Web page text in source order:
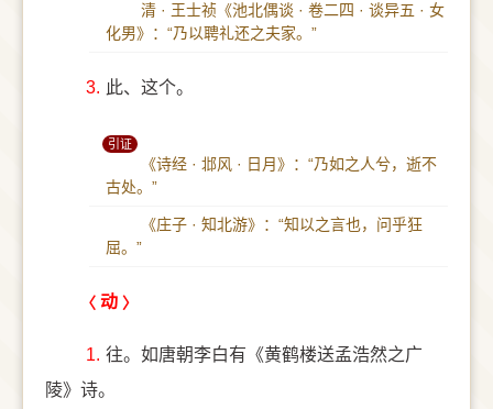
清 · 王士祯《池北偶谈 · 卷二四 · 谈异五 · 女
化男》：“乃以聘礼还之夫家。”
3. 此、这个。
引证
《诗经 · 邶风 · 日月》：“乃如之人兮，逝不
古处。”
《庄子 · 知北游》：“知以之言也，问乎狂
屈。”
动
1. 往。如唐朝李白有《黄鹤楼送孟浩然之广
陵》诗。